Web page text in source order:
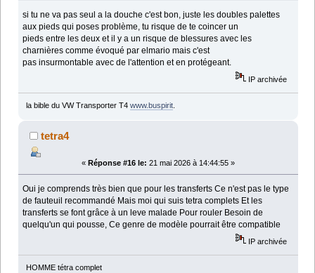
si tu ne va pas seul a la douche c'est bon, juste les doubles palettes
aux pieds qui poses problème, tu risque de te coincer un
pieds entre les deux et il y a un risque de blessures avec les
charnières comme évoqué par elmario mais c'est
pas insurmontable avec de l'attention et en protégeant.
IP archivée
la bible du VW Transporter T4 www.buspirit.
tetra4
« Réponse #16 le: 21 mai 2026 à 14:44:55 »
Oui je comprends très bien que pour les transferts Ce n'est pas le type
de fauteuil recommandé Mais moi qui suis tetra complets Et les
transferts se font grâce à un leve malade Pour rouler Besoin de
quelqu'un qui pousse, Ce genre de modèle pourrait être compatible
IP archivée
HOMME tétra complet